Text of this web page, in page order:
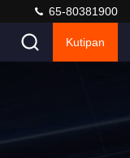
65-80381900
Kutipan